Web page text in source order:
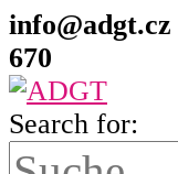
info@adgt.cz
670
Search for: